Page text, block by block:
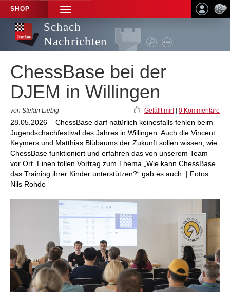
SHOP
TOGGLE
NAVIGATION
Schach
Nachrichten
ChessBase bei der
DJEM in Willingen
von Stefan Liebig Gefällt mir! 0 Kommentare
28.05.2026 – ChessBase darf natürlich keinesfalls fehlen beim
Jugendschachfestival des Jahres in Willingen. Auch die Vincent
Keymers und Matthias Blübaums der Zukunft sollen wissen, wie
ChessBase funktioniert und erfahren das von unserem Team
vor Ort. Einen tollen Vortrag zum Thema „Wie kann ChessBase
das Training ihrer Kinder unterstützen?“ gab es auch. | Fotos:
Nils Rohde